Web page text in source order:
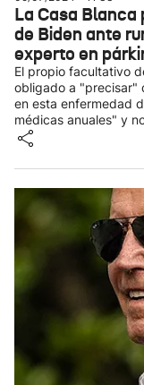
La Casa
de Biden ante
experto en
El propio facultativo
obligado a "precisar"
en esta enfermedad
médicas anuales" y